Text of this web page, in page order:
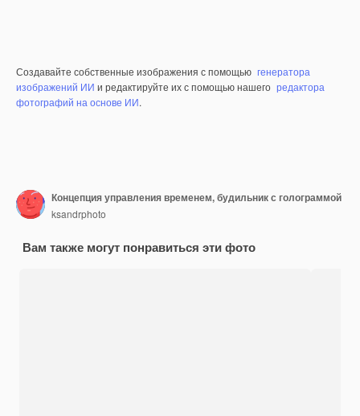
Создавайте собственные изображения с помощью генератора
изображений ИИ и редактируйте их с помощью нашего редактора
фотографий на основе ИИ.
Концепция управления временем, будильник с голограммой
ksandrphoto
Вам также могут понравиться эти фото